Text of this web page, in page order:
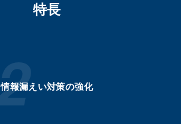
特長
情報漏えい対策の強化